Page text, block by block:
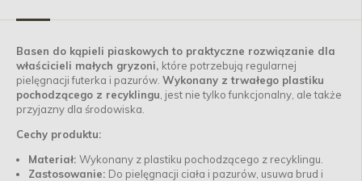
Basen do kąpieli piaskowych to praktyczne rozwiązanie dla
właścicieli małych gryzoni, które potrzebują regularnej
pielęgnacji futerka i pazurów. Wykonany z trwałego plastiku
pochodzącego z recyklingu , jest nie tylko funkcjonalny, ale także
przyjazny dla środowiska.
Cechy produktu:
Materiał: Wykonany z plastiku pochodzącego z recyklingu.
Zastosowanie: Do pielęgnacji ciała i pazurów, usuwa brud i